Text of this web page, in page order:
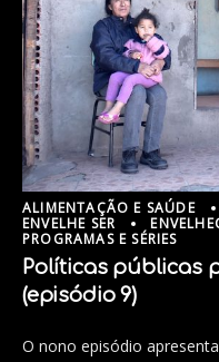
ALIMENTAÇÃO E SAÚDE
ENVELHE SER
PROGRAMAS E SÉRIES
Políticas públicas
(episódio 9)
O nono episódio